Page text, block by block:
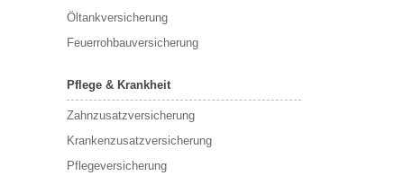
Öltankversicherung
Feuerrohbauversicherung
Pflege & Krankheit
Zahnzusatzversicherung
Krankenzusatzversicherung
Pflegeversicherung